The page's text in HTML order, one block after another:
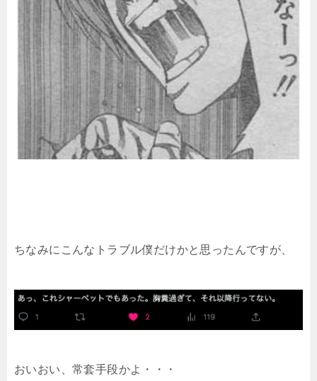
ちなみにこんなトラブル僕だけかと思ったんですが、
おいおい、常套手段かよ・・・